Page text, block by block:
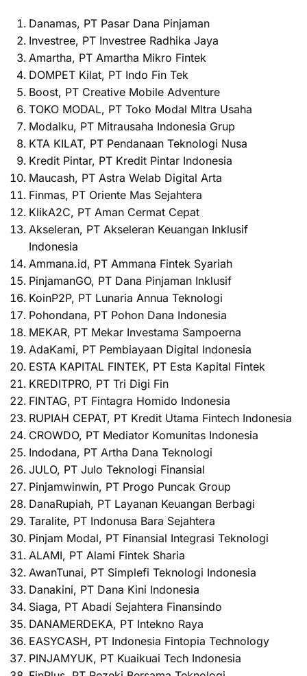
Danamas, PT Pasar Dana Pinjaman
Investree, PT Investree Radhika Jaya
Amartha, PT Amartha Mikro Fintek
DOMPET Kilat, PT Indo Fin Tek
Boost, PT Creative Mobile Adventure
TOKO MODAL, PT Toko Modal MItra Usaha
Modalku, PT Mitrausaha Indonesia Grup
KTA KILAT, PT Pendanaan Teknologi Nusa
Kredit Pintar, PT Kredit Pintar Indonesia
Maucash, PT Astra Welab Digital Arta
Finmas, PT Oriente Mas Sejahtera
KlikA2C, PT Aman Cermat Cepat
Akseleran, PT Akseleran Keuangan Inklusif
Indonesia
Ammana.id, PT Ammana Fintek Syariah
PinjamanGO, PT Dana Pinjaman Inklusif
KoinP2P, PT Lunaria Annua Teknologi
Pohondana, PT Pohon Dana Indonesia
MEKAR, PT Mekar Investama Sampoerna
AdaKami, PT Pembiayaan Digital Indonesia
ESTA KAPITAL FINTEK, PT Esta Kapital Fintek
KREDITPRO, PT Tri Digi Fin
FINTAG, PT Fintagra Homido Indonesia
RUPIAH CEPAT, PT Kredit Utama Fintech Indonesia
CROWDO, PT Mediator Komunitas Indonesia
Indodana, PT Artha Dana Teknologi
JULO, PT Julo Teknologi Finansial
Pinjamwinwin, PT Progo Puncak Group
DanaRupiah, PT Layanan Keuangan Berbagi
Taralite, PT Indonusa Bara Sejahtera
Pinjam Modal, PT Finansial Integrasi Teknologi
ALAMI, PT Alami Fintek Sharia
AwanTunai, PT Simplefi Teknologi Indonesia
Danakini, PT Dana Kini Indonesia
Siaga, PT Abadi Sejahtera Finansindo
DANAMERDEKA, PT Intekno Raya
EASYCASH, PT Indonesia Fintopia Technology
PINJAMYUK, PT Kuaikuai Tech Indonesia